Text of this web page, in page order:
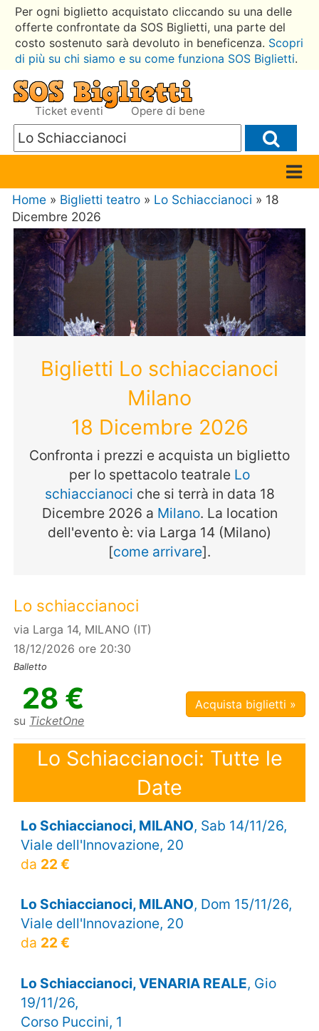
Per ogni biglietto acquistato cliccando su una delle
offerte confrontate da SOS Biglietti, una parte del
costo sostenuto sarà devoluto in beneficenza. Scopri
di più su chi siamo e su come funziona SOS Biglietti.
Ticket eventi Opere di bene
Home » Biglietti teatro » Lo Schiaccianoci » 18
Dicembre 2026
Biglietti Lo schiaccianoci
Milano
18 Dicembre 2026
Confronta i prezzi e acquista un biglietto
per lo spettacolo teatrale Lo
schiaccianoci che si terrà in data 18
Dicembre 2026 a Milano. La location
dell'evento è: via Larga 14 (Milano)
[come arrivare].
Lo schiaccianoci
via Larga 14, MILANO (IT)
18/12/2026 ore 20:30
Balletto
28 €
su TicketOne
Acquista biglietti »
Lo Schiaccianoci: Tutte le
Date
Lo Schiaccianoci, MILANO, Sab 14/11/26,
Viale dell'Innovazione, 20
da 22 €
Lo Schiaccianoci, MILANO, Dom 15/11/26,
Viale dell'Innovazione, 20
da 22 €
Lo Schiaccianoci, VENARIA REALE, Gio
19/11/26,
Corso Puccini, 1